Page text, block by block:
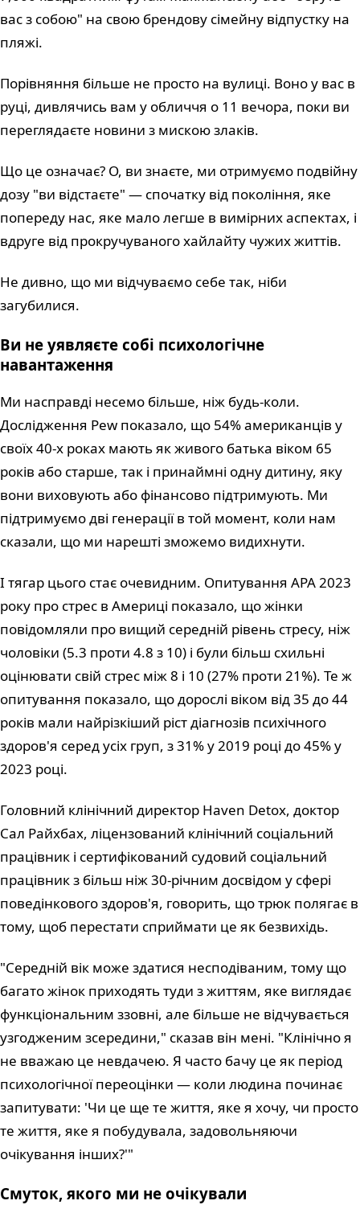
вас з собою" на свою брендову сімейну відпустку на
пляжі.
Порівняння більше не просто на вулиці. Воно у вас в
руці, дивлячись вам у обличчя о 11 вечора, поки ви
переглядаєте новини з мискою злаків.
Що це означає? О, ви знаєте, ми отримуємо подвійну
дозу "ви відстаєте" — спочатку від покоління, яке
попереду нас, яке мало легше в вимірних аспектах, і
вдруге від прокручуваного хайлайту чужих життів.
Не дивно, що ми відчуваємо себе так, ніби
загубилися.
Ви не уявляєте собі психологічне
навантаження
Ми насправді несемо більше, ніж будь-коли.
Дослідження Pew показало, що 54% американців у
своїх 40-х роках мають як живого батька віком 65
років або старше, так і принаймні одну дитину, яку
вони виховують або фінансово підтримують. Ми
підтримуємо дві генерації в той момент, коли нам
сказали, що ми нарешті зможемо видихнути.
І тягар цього стає очевидним. Опитування APA 2023
року про стрес в Америці показало, що жінки
повідомляли про вищий середній рівень стресу, ніж
чоловіки (5.3 проти 4.8 з 10) і були більш схильні
оцінювати свій стрес між 8 і 10 (27% проти 21%). Те ж
опитування показало, що дорослі віком від 35 до 44
років мали найрізкіший ріст діагнозів психічного
здоров'я серед усіх груп, з 31% у 2019 році до 45% у
2023 році.
Головний клінічний директор Haven Detox, доктор
Сал Райхбах, ліцензований клінічний соціальний
працівник і сертифікований судовий соціальний
працівник з більш ніж 30-річним досвідом у сфері
поведінкового здоров'я, говорить, що трюк полягає в
тому, щоб перестати сприймати це як безвихідь.
"Середній вік може здатися несподіваним, тому що
багато жінок приходять туди з життям, яке виглядає
функціональним ззовні, але більше не відчувається
узгодженим зсередини," сказав він мені. "Клінічно я
не вважаю це невдачею. Я часто бачу це як період
психологічної переоцінки — коли людина починає
запитувати: 'Чи це ще те життя, яке я хочу, чи просто
те життя, яке я побудувала, задовольняючи
очікування інших?'"
Смуток, якого ми не очікували